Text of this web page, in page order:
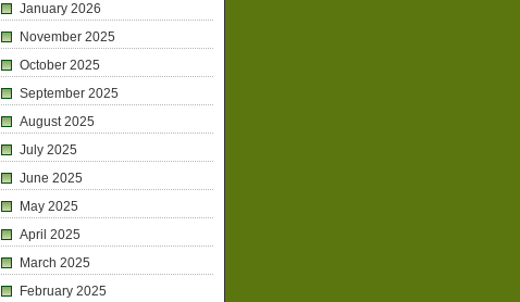
January 2026
November 2025
October 2025
September 2025
August 2025
July 2025
June 2025
May 2025
April 2025
March 2025
February 2025